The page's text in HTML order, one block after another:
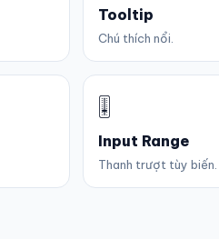
Tooltip
Chú thích nổi.
🎚️
Input Range
Thanh trượt tùy biến.